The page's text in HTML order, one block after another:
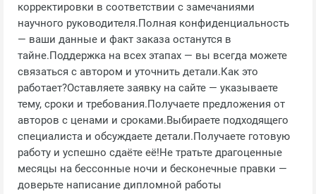
корректировки в соответствии с замечаниями
научного руководителя.Полная конфиденциальность
— ваши данные и факт заказа останутся в
тайне.Поддержка на всех этапах — вы всегда можете
связаться с автором и уточнить детали.Как это
работает?Оставляете заявку на сайте — указываете
тему, сроки и требования.Получаете предложения от
авторов с ценами и сроками.Выбираете подходящего
специалиста и обсуждаете детали.Получаете готовую
работу и успешно сдаёте её!Не тратьте драгоценные
месяцы на бессонные ночи и бесконечные правки —
доверьте написание дипломной работы